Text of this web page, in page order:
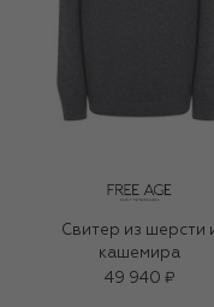
Свитер из шерсти
кашемира
49 940 ₽